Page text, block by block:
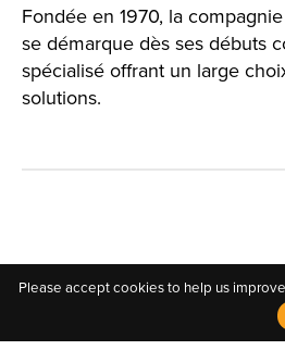
Fondée en 1970, la
se démarque dès ses débuts
spécialisé offrant un large
solutions.
English
Please accept cookies to help us